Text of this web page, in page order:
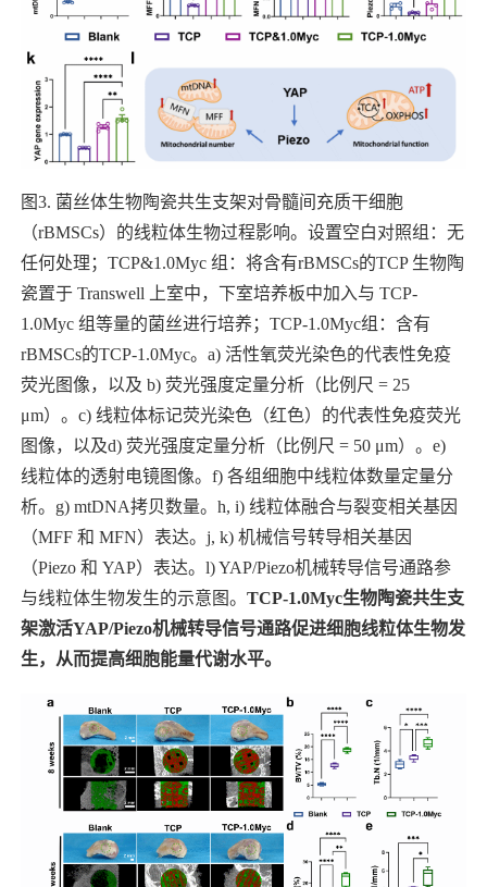
图3. 菌丝体生物陶瓷共生支架对骨髓间充质干细胞
（rBMSCs）的线粒体生物过程影响。设置空白对照组：无
任何处理； TCP&1.0Myc 组：将含有rBMSCs的TCP 生物陶
瓷置于 Transwell 上室中，下室培养板中加入与 TCP-
1.0Myc 组等量的菌丝进行培养； TCP-1.0Myc组：含有
rBMSCs的TCP-1.0Myc。 a) 活性氧荧光染色的代表性免疫
荧光图像，以及 b) 荧光强度定量分析（比例尺 = 25
μm）。 c) 线粒体标记荧光染色（红色）的代表性免疫荧光
图像，以及d) 荧光强度定量分析（比例尺 = 50 μm）。 e)
线粒体的透射电镜图像。 f) 各组细胞中线粒体数量定量分
析。 g) mtDNA拷贝数量。 h, i) 线粒体融合与裂变相关基因
（MFF 和 MFN）表达。 j, k) 机械信号转导相关基因
（Piezo 和 YAP）表达。 l) YAP/Piezo机械转导信号通路参
与线粒体生物发生的示意图。 TCP-1.0Myc生物陶瓷共生支
架激活YAP/Piezo机械转导信号通路促进细胞线粒体生物发
生，从而提高细胞能量代谢水平。